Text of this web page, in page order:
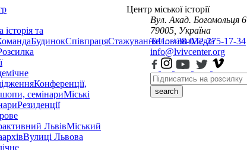
та
БудинокСпівпрацяСтажуванняНовиниМедіа
Конференції,
семінариМіські
Резиденції
ЛьвівМіський
Вулиці Львова
Центр міської історії
Вул. Акад. Богомольця 6
79005, Україна
Тел.: +38-032-275-17-34
info@lvivcenter.org
search